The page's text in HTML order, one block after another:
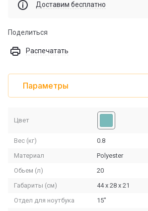
Доставим бесплатно
Поделиться
Распечатать
Параметры
Цвет
Вес (кг)
0.8
Материал
Polyester
Обьем (л)
20
Габариты (см)
44 х 28 х 21
Отдел для ноутбука
15"